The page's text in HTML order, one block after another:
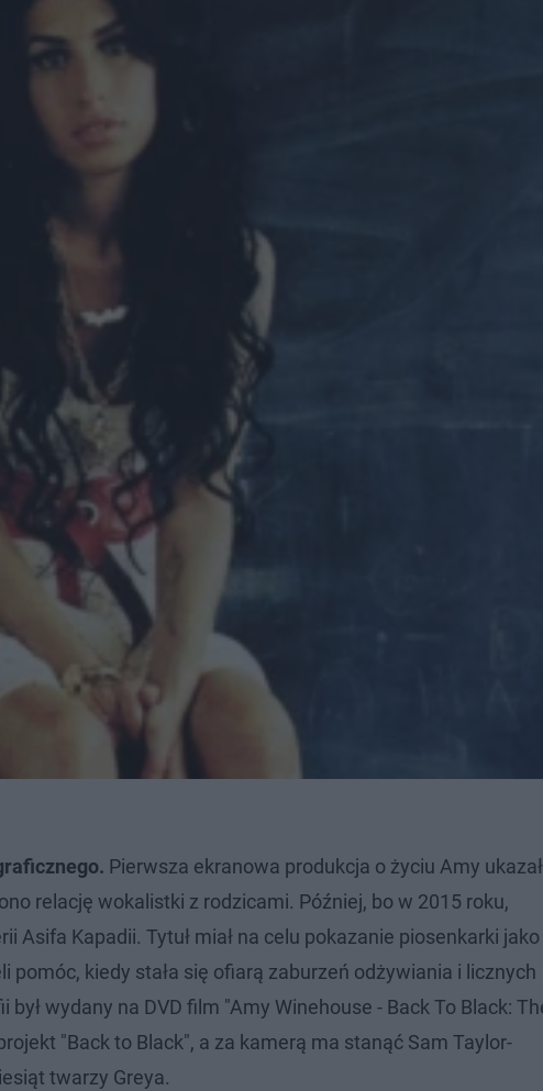
Pierwsza ekranowa produkcja o życiu Amy
relację wokalistki z rodzicami. Później, bo w 2015 roku,
Asifa Kapadii. Tytuł miał na celu pokazanie piosenkarki jako
kiedy stała się ofiarą zaburzeń odżywiania i licznych
wydany na DVD film "Amy Winehouse - Back To Black:
"Back to Black", a za kamerą ma stanąć Sam Taylor-
twarzy Greya.